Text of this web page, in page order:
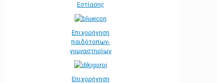
Εστίασης
Επιχορήγηση
παιδότοπων-
γυμναστηρίων
Επιχορήγηση